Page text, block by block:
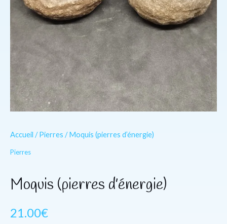
Accueil /Pierres / Moquis (pierres d’énergie)
Pierres
Moquis (pierres d’énergie)
21.00€